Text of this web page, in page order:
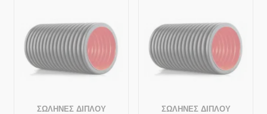
ΣΩΛΗΝΕΣ ΔΙΠΛΟΥ
ΣΩΛΗΝΕΣ ΔΙΠΛΟΥ